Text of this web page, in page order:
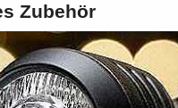
Zubehör